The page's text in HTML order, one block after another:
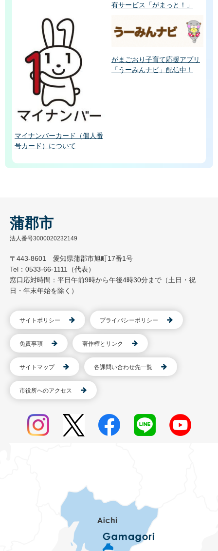
有サービス「がまっと！」
マイナンバーカード（個人番
号カード）について
がまごおり子育て応援アプリ
「うーみんナビ」配信中！
蒲郡市
法人番号3000020232149
〒443-8601 愛知県蒲郡市旭町17番1号
Tel：0533-66-1111（代表）
窓口応対時間：平日午前9時から午後4時30分まで（土日・祝
日・年末年始を除く）
サイトポリシー プライバシーポリシー
免責事項 著作権とリンク
サイトマップ 各課問い合わせ先一覧
市役所へのアクセス